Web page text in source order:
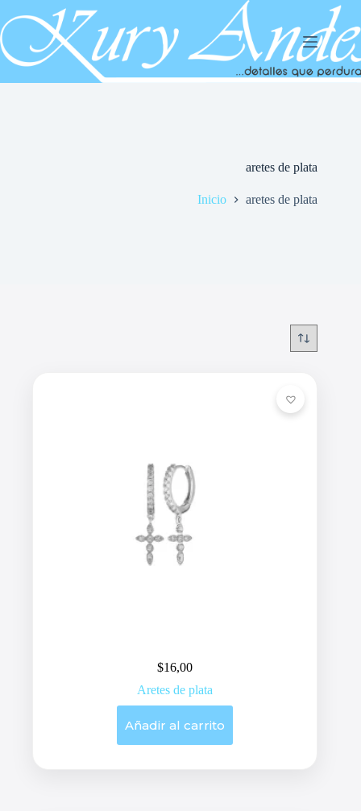
al
contenido
aretes de plata
Inicio aretes de plata
$16,00
Aretes de plata
Añadir al carrito